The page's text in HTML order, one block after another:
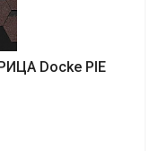
Docke PIE